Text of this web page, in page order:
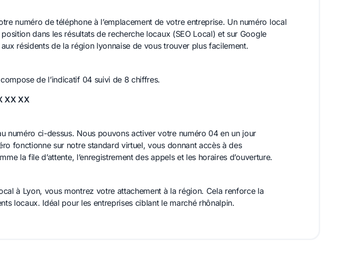
numéro de téléphone à l’emplacement de votre entreprise. Un numéro local
dans les résultats de recherche locaux (SEO Local) et sur Google
résidents de la région lyonnaise de vous trouver plus facilement.
de l’indicatif 04 suivi de 8 chiffres.
XX XX
numéro ci-dessus. Nous pouvons activer votre numéro 04 en un jour
fonctionne sur notre standard virtuel, vous donnant accès à des
la file d’attente, l’enregistrement des appels et les horaires d’ouverture.
à Lyon, vous montrez votre attachement à la région. Cela renforce la
locaux. Idéal pour les entreprises ciblant le marché rhônalpin.